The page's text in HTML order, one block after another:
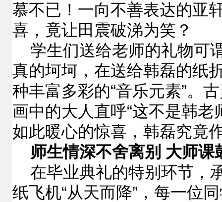
慕不已！一向不善表达的亚
喜，竟让田震破涕为笑？
学生们送给老师的礼物可
真的坷坷，在送给韩磊的纸
种丰富多彩的“音乐元素”。
画中的大人直呼“这不是韩老
如此暖心的惊喜，韩磊究竟
师生情深不舍离别 大师课
在毕业典礼的特别环节，
纸飞机“从天而降”，每一位